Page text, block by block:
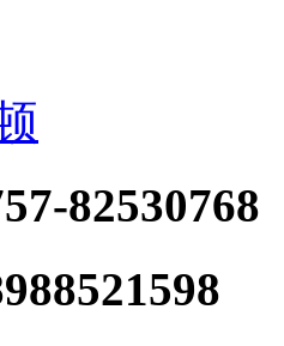
82530768